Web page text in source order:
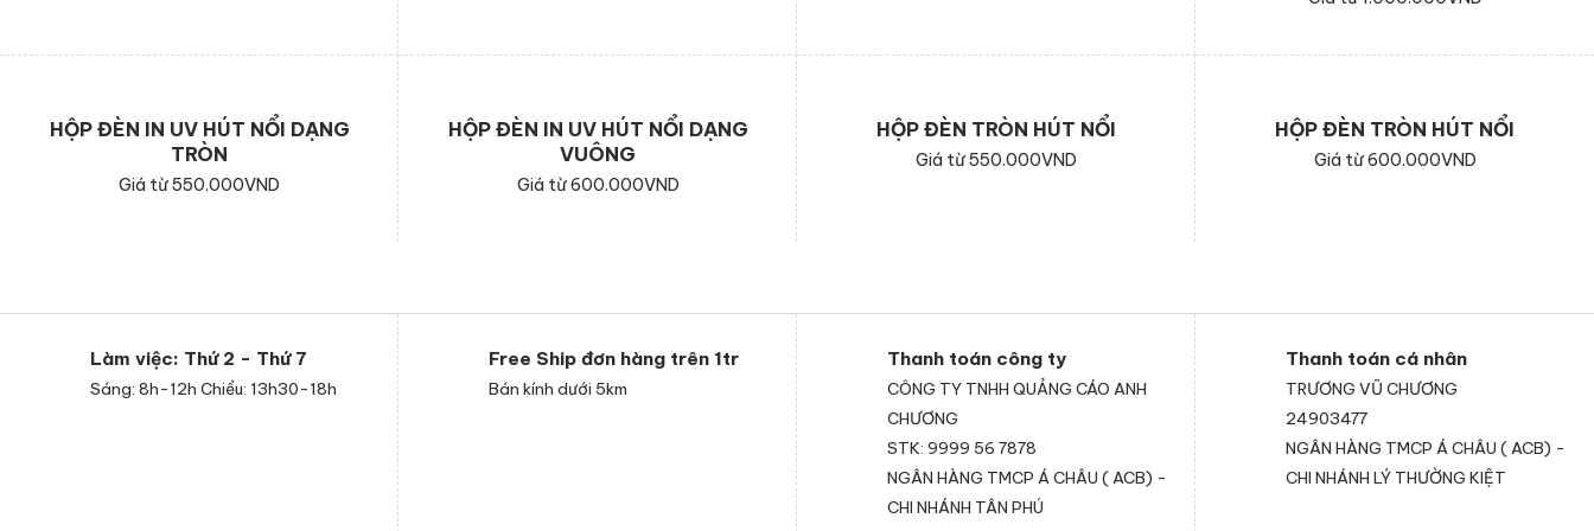
HỘP ĐÈN IN UV HÚT NỔI DẠNG
TRÒN
Giá từ 550.000VND
HỘP ĐÈN IN UV HÚT NỔI DẠNG
VUÔNG
Giá từ 600.000VND
HỘP ĐÈN TRÒN HÚT NỔI
Giá từ 550.000VND
HỘP ĐÈN TRÒN HÚT NỔI
Giá từ 600.000VND
Làm việc: Thứ 2 - Thứ 7
Sáng: 8h-12h Chiều: 13h30-18h
Free Ship đơn hàng trên 1tr
Bán kính dưới 5km
Thanh toán công ty
CÔNG TY TNHH QUẢNG CÁO ANH
CHƯƠNG
STK: 9999 56 7878
NGÂN HÀNG TMCP Á CHÂU ( ACB) -
CHI NHÁNH TÂN PHÚ
Thanh toán cá nhân
TRƯƠNG VŨ CHƯƠNG
24903477
NGÂN HÀNG TMCP Á CHÂU ( ACB) -
CHI NHÁNH LÝ THƯỜNG KIỆT